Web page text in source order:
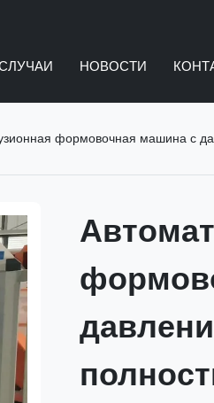
НОВОСТИ
формовочная машина с давлением